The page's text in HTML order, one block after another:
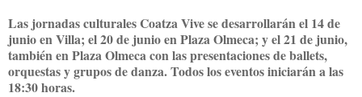
Las jornadas culturales Coatza Vive se desarrollarán el 14 de
junio en Villa; el 20 de junio en Plaza Olmeca; y el 21 de junio,
también en Plaza Olmeca con las presentaciones de ballets,
orquestas y grupos de danza. Todos los eventos iniciarán a las
18:30 horas.